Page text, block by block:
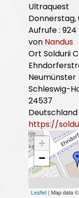
Ultraquest
Donnerstag,
Aufrufe: 924
von Nandus
Ort Soldurii
Neumünster
Schleswig-
24537
Deutschland
https://
+
−
Leaflet | Map data ©